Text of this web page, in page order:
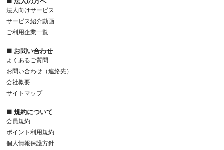
法人向けサービス
サービス紹介動画
ご利用企業一覧
■ お問い合わせ
よくあるご質問
お問い合わせ（連絡先）
会社概要
サイトマップ
■ 規約について
会員規約
ポイント利用規約
個人情報保護方針